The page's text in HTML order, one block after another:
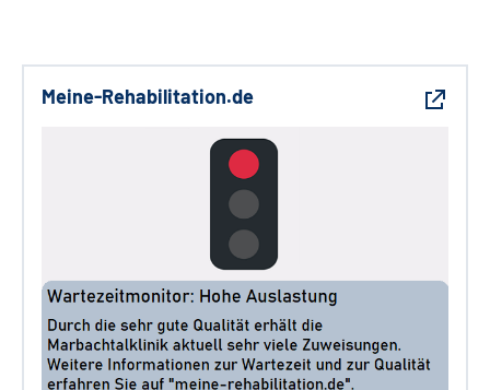
Meine-Rehabilitation.de